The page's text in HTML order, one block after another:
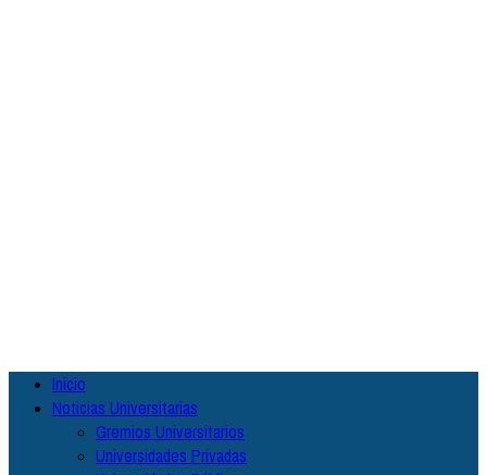
Menú
principal
Inicio
Noticias Universitarias
Gremios Universitarios
Universidades Privadas